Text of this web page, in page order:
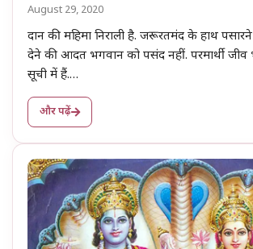
August 29, 2020
दान की महिमा निराली है. जरूरतमंद के हाथ
देने की आदत भगवान को पसंद नहीं. परमार्थी
सूची में हैं.…
और पढ़ें